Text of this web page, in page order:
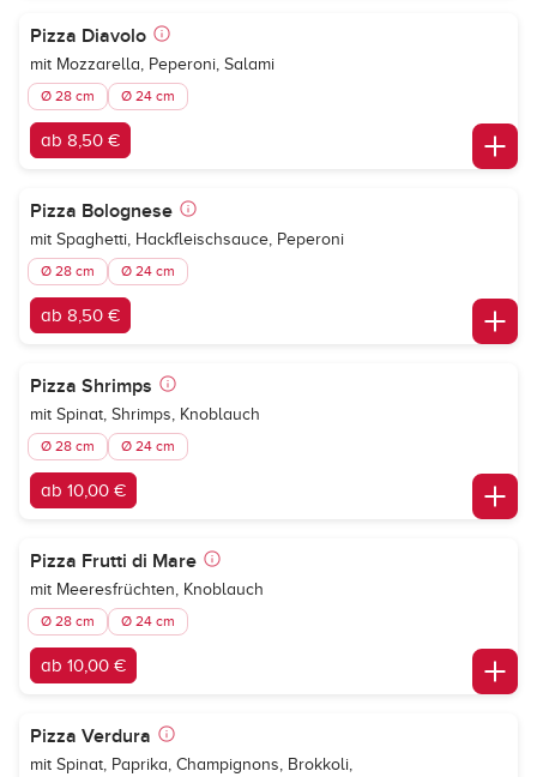
Pizza Diavolo
mit Mozzarella, Peperoni, Salami
Ø 28 cm Ø 24 cm
ab 8,50 €
Pizza Bolognese
mit Spaghetti, Hackfleischsauce, Peperoni
Ø 28 cm Ø 24 cm
ab 8,50 €
Pizza Shrimps
mit Spinat, Shrimps, Knoblauch
Ø 28 cm Ø 24 cm
ab 10,00 €
Pizza Frutti di Mare
mit Meeresfrüchten, Knoblauch
Ø 28 cm Ø 24 cm
ab 10,00 €
Pizza Verdura
mit Spinat, Paprika, Champignons, Brokkoli,